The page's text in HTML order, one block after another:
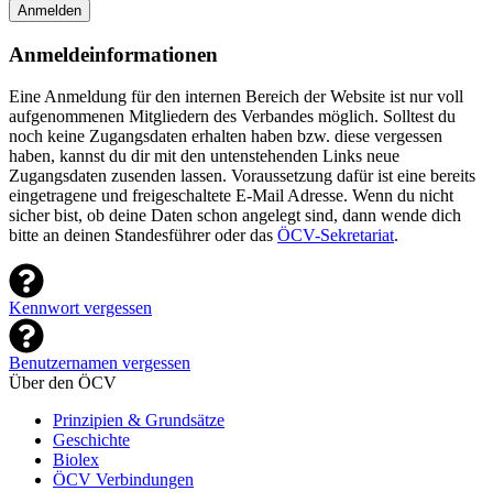
Anmelden
Anmeldeinformationen
Eine Anmeldung für den internen Bereich der Website ist nur voll
aufgenommenen Mitgliedern des Verbandes möglich. Solltest du
noch keine Zugangsdaten erhalten haben bzw. diese vergessen
haben, kannst du dir mit den untenstehenden Links neue
Zugangsdaten zusenden lassen. Voraussetzung dafür ist eine bereits
eingetragene und freigeschaltete E-Mail Adresse. Wenn du nicht
sicher bist, ob deine Daten schon angelegt sind, dann wende dich
bitte an deinen Standesführer oder das ÖCV-Sekretariat.
Kennwort vergessen
Benutzernamen vergessen
Über den ÖCV
Prinzipien & Grundsätze
Geschichte
Biolex
ÖCV Verbindungen